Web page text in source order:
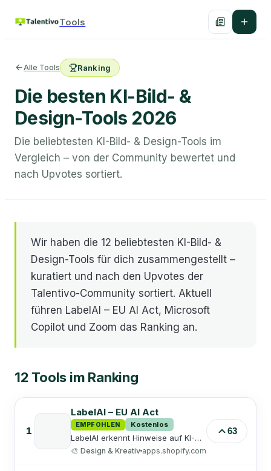
Tools
Alle Tools Ranking
Die besten KI-Bild- &
Design-Tools 2026
Die beliebtesten KI-Bild- & Design-Tools im
Vergleich – von der Community bewertet und
nach Upvotes sortiert.
Wir haben die 12 beliebtesten KI-Bild- &
Design-Tools für dich zusammengestellt –
kuratiert und nach den Upvotes der
Talentivo-Community sortiert. Aktuell
führen LabelAI – EU AI Act, Microsoft
Copilot und Zoom das Ranking an.
12 Tools im Ranking
1
LabelAI – EU AI Act
EMPFOHLEN Kostenlos
LabelAI erkennt Hinweise auf KI-
generierte Bilder in Shopify-Shops,
ermöglicht deren Prüfung und
🎨 Design & Kreativ apps.shopify.com
63